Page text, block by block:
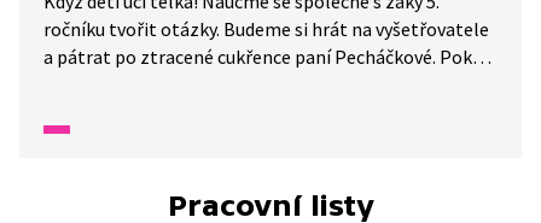
ročníku tvořit otázky. Budeme si hrát na vyšetřovatele
a pátrat po ztracené cukřence paní Pecháčkové. Pokud
Pracovní listy